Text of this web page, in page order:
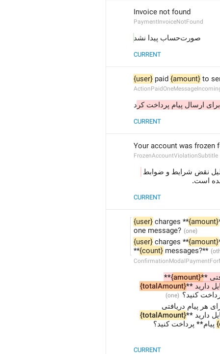
Invoice not found
PaymentInvoiceNotFound
صورت‌حساب پیدا نشد
CURRENT
{user} paid {amount} to
ارسال پیام پرداخت کر د
CURRENT
Your account was frozen
FrozenAccountViolationSubtitle
نقض شرایط و ضوابط
است.
CURRENT
{user} charges **{amount}
one message?
{user} charges **{amount}
**{count} messages?**
**
{amount}
{totalAmount}
کنید؟
{totalAmount}
پیام** پرداخت کنید؟
CURRENT